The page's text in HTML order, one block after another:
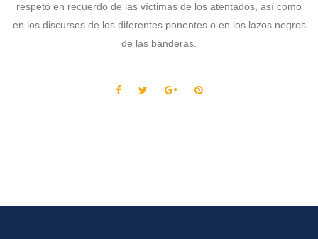
respetó en recuerdo de las víctimas de los atentados, así como
en los discursos de los diferentes ponentes o en los lazos negros
de las banderas.